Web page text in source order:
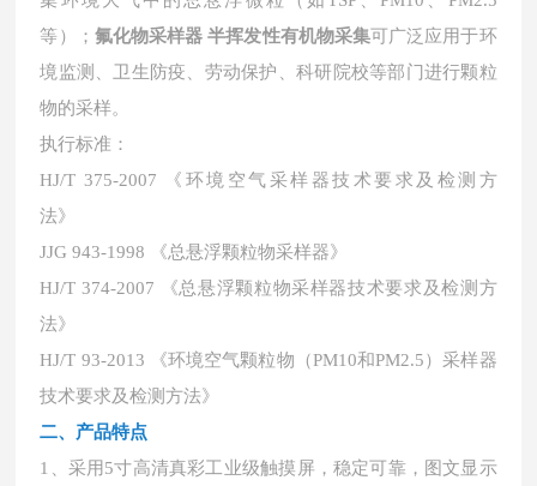
等）； 氟化物采样器 半挥发性有机物采集可广泛应用于环
境监测、卫生防疫、劳动保护、科研院校等部门进行颗粒
物的采样。
执行标准：
HJ/T 375-2007 《环境空气采样器技术要求及检测方
法》
JJG 943-1998 《总悬浮颗粒物采样器》
HJ/T 374-2007 《总悬浮颗粒物采样器技术要求及检测方
法》
HJ/T 93-2013 《环境空气颗粒物（PM10和PM2.5）采样器
技术要求及检测方法》
二、 产品特点
1、采用5寸高清真彩工业级触摸屏，稳定可靠，图文显示